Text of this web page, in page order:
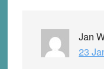
Jan
23